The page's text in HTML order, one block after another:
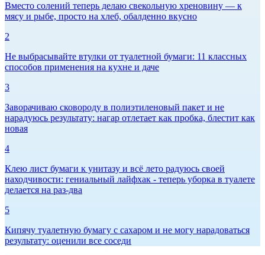
Вместо солений теперь делаю свекольную хреновину — к
мясу и рыбе, просто на хлеб, обалденно вкусно
2
Не выбрасывайте втулки от туалетной бумаги: 11 классных
способов применения на кухне и даче
3
Заворачиваю сковороду в полиэтиленовый пакет и не
нарадуюсь результату: нагар отлетает как пробка, блестит как
новая
4
Клею лист бумаги к унитазу и всё лето радуюсь своей
находчивости: гениальный лайфхак - теперь уборка в туалете
делается на раз-два
5
Кипячу туалетную бумагу с сахаром и не могу нарадоваться
результату: оценили все соседи